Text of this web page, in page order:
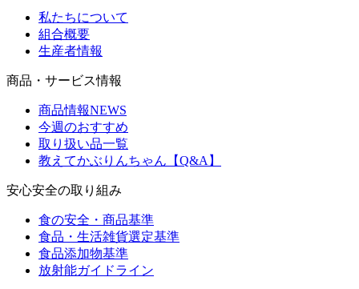
私たちについて
組合概要
生産者情報
商品・サービス情報
商品情報NEWS
今週のおすすめ
取り扱い品一覧
教えてかぶりんちゃん【Q&A】
安心安全の取り組み
食の安全・商品基準
食品・生活雑貨選定基準
食品添加物基準
放射能ガイドライン